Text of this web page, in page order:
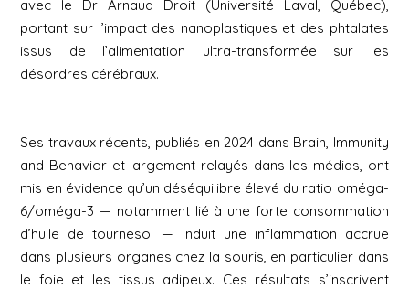
avec le Dr Arnaud Droit (Université Laval, Québec),
portant sur l’impact des nanoplastiques et des phtalates
issus de l’alimentation ultra-transformée sur les
désordres cérébraux.
Ses travaux récents, publiés en 2024 dans Brain, Immunity
and Behavior et largement relayés dans les médias, ont
mis en évidence qu’un déséquilibre élevé du ratio oméga-
6/oméga-3 — notamment lié à une forte consommation
d’huile de tournesol — induit une inflammation accrue
dans plusieurs organes chez la souris, en particulier dans
le foie et les tissus adipeux. Ces résultats s’inscrivent